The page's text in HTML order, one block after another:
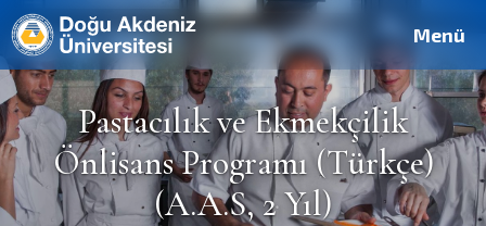
Site Personel Mezun
Deutsch Français Pусский العربية Menü
Pastacılık ve Ekmekçilik
Önlisans Programı (Türkçe)
(A.A.S, 2 Yıl)